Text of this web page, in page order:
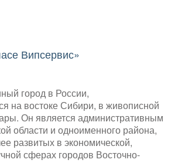
Випсервис»
город в России,
на востоке Сибири, в живописной
Он является административным
области и одноименного района,
развитых в экономической,
сферах городов Восточно-